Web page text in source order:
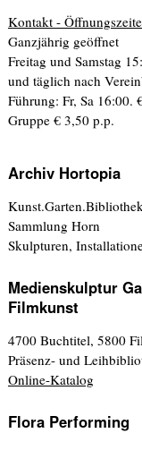
Kontakt -
Ganzjährig geöffnet
Freitag und Samstag
und täglich nach
Führung: Fr, Sa 16:00.
Gruppe € 3,50 p.p.
Archiv Hortopia
Sammlung Horn
Skulpturen,
Medienskulptur
Filmkunst
4700 Buchtitel, 5800
Präsenz- und
Online-Katalog
Flora Performing